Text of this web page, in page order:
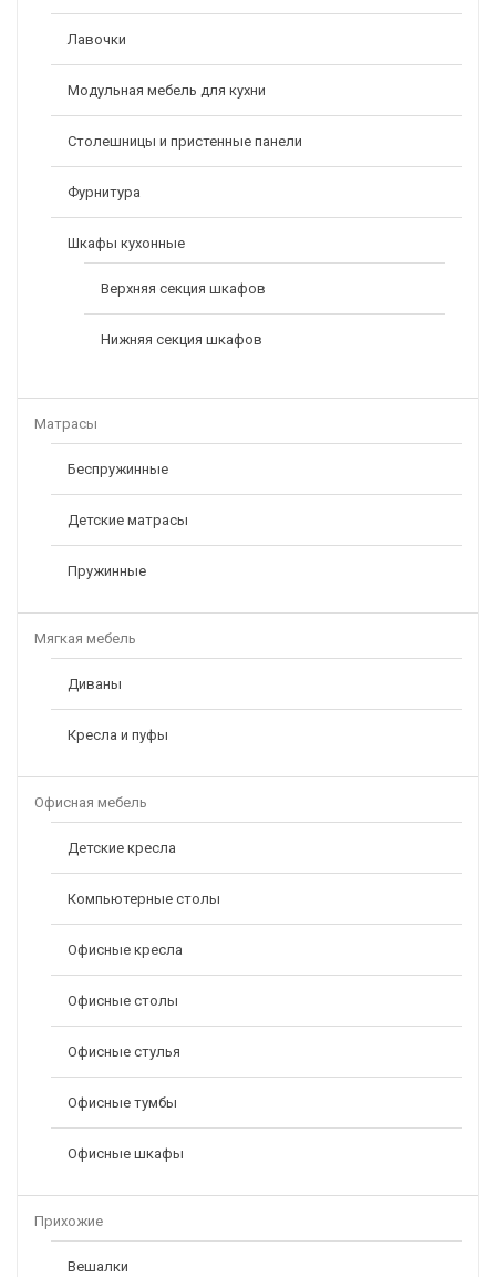
Лавочки
Модульная мебель для кухни
Столешницы и пристенные панели
Фурнитура
Шкафы кухонные
Верхняя секция шкафов
Нижняя секция шкафов
Матрасы
Беспружинные
Детские матрасы
Пружинные
Мягкая мебель
Диваны
Кресла и пуфы
Офисная мебель
Детские кресла
Компьютерные столы
Офисные кресла
Офисные столы
Офисные стулья
Офисные тумбы
Офисные шкафы
Прихожие
Вешалки